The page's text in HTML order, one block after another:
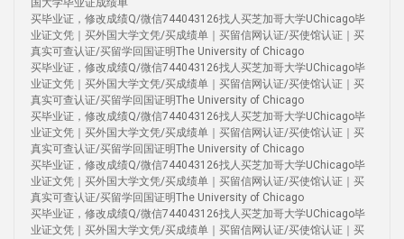
国大学毕业证成绩单
买毕业证，修改成绩Q/微信744043126找人买芝加哥大学UChicago毕
业证文凭｜买外国大学文凭/买成绩单｜买留信网认证/买使馆认证｜买
真实可查认证/买留学回国证明The University of Chicago
买毕业证，修改成绩Q/微信744043126找人买芝加哥大学UChicago毕
业证文凭｜买外国大学文凭/买成绩单｜买留信网认证/买使馆认证｜买
真实可查认证/买留学回国证明The University of Chicago
买毕业证，修改成绩Q/微信744043126找人买芝加哥大学UChicago毕
业证文凭｜买外国大学文凭/买成绩单｜买留信网认证/买使馆认证｜买
真实可查认证/买留学回国证明The University of Chicago
买毕业证，修改成绩Q/微信744043126找人买芝加哥大学UChicago毕
业证文凭｜买外国大学文凭/买成绩单｜买留信网认证/买使馆认证｜买
真实可查认证/买留学回国证明The University of Chicago
买毕业证，修改成绩Q/微信744043126找人买芝加哥大学UChicago毕
业证文凭｜买外国大学文凭/买成绩单｜买留信网认证/买使馆认证｜买